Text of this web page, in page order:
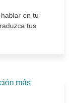
en tu
tus